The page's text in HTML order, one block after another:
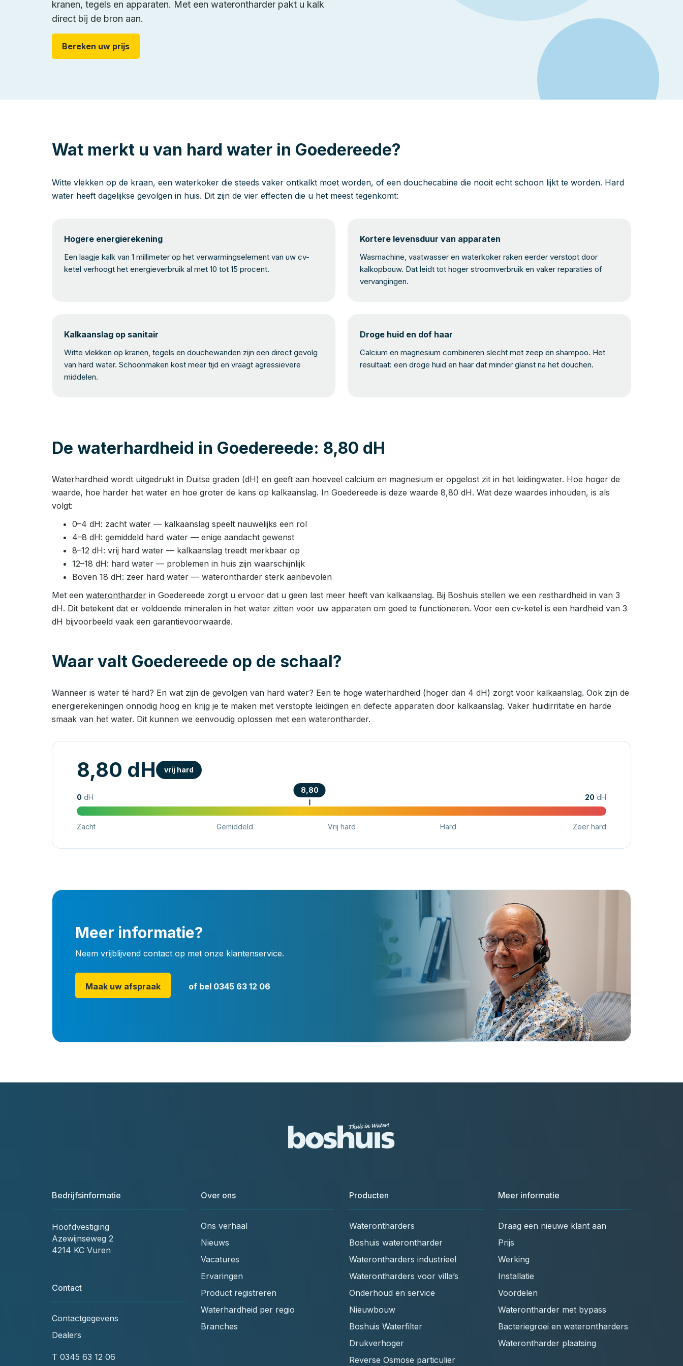
kranen, tegels en apparaten. Met een waterontharder pakt u kalk
direct bij de bron aan.
Bereken uw prijs
Wat merkt u van hard water in Goedereede?
Witte vlekken op de kraan, een waterkoker die steeds vaker ontkalkt moet worden, of een douchecabine die nooit echt schoon lijkt te worden. Hard
water heeft dagelijkse gevolgen in huis. Dit zijn de vier effecten die u het meest tegenkomt:
Hogere energierekening
Een laagje kalk van 1 millimeter op het verwarmingselement van uw cv-
ketel verhoogt het energieverbruik al met 10 tot 15 procent.
Kortere levensduur van apparaten
Wasmachine, vaatwasser en waterkoker raken eerder verstopt door
kalkopbouw. Dat leidt tot hoger stroomverbruik en vaker reparaties of
vervangingen.
Kalkaanslag op sanitair
Witte vlekken op kranen, tegels en douchewanden zijn een direct gevolg
van hard water. Schoonmaken kost meer tijd en vraagt agressievere
middelen.
Droge huid en dof haar
Calcium en magnesium combineren slecht met zeep en shampoo. Het
resultaat: een droge huid en haar dat minder glanst na het douchen.
De waterhardheid in Goedereede: 8,80 dH
Waterhardheid wordt uitgedrukt in Duitse graden (dH) en geeft aan hoeveel calcium en magnesium er opgelost zit in het leidingwater. Hoe hoger de
waarde, hoe harder het water en hoe groter de kans op kalkaanslag. In Goedereede is deze waarde 8,80 dH. Wat deze waardes inhouden, is als
volgt:
0–4 dH: zacht water — kalkaanslag speelt nauwelijks een rol
4–8 dH: gemiddeld hard water — enige aandacht gewenst
8–12 dH: vrij hard water — kalkaanslag treedt merkbaar op
12–18 dH: hard water — problemen in huis zijn waarschijnlijk
Boven 18 dH: zeer hard water — waterontharder sterk aanbevolen
Met een waterontharder in Goedereede zorgt u ervoor dat u geen last meer heeft van kalkaanslag. Bij Boshuis stellen we een resthardheid in van 3
dH. Dit betekent dat er voldoende mineralen in het water zitten voor uw apparaten om goed te functioneren. Voor een cv-ketel is een hardheid van 3
dH bijvoorbeeld vaak een garantievoorwaarde.
Waar valt Goedereede op de schaal?
Wanneer is water té hard? En wat zijn de gevolgen van hard water? Een te hoge waterhardheid (hoger dan 4 dH) zorgt voor kalkaanslag. Ook zijn de
energierekeningen onnodig hoog en krijg je te maken met verstopte leidingen en defecte apparaten door kalkaanslag. Vaker huidirritatie en harde
smaak van het water. Dit kunnen we eenvoudig oplossen met een waterontharder.
8,80 dH vrij hard
0 dH 20 dH
8,80
Zacht Gemiddeld Vrij hard Hard Zeer hard
Meer informatie?
Neem vrijblijvend contact op met onze klantenservice.
Maak uw afspraak of bel 0345 63 12 06
Bedrijfsinformatie
Hoofdvestiging
Azewijnseweg 2
4214 KC Vuren
Contact
Contactgegevens
Dealers
T 0345 63 12 06
Over ons
Ons verhaal
Nieuws
Vacatures
Ervaringen
Product registreren
Waterhardheid per regio
Branches
Producten
Waterontharders
Boshuis waterontharder
Waterontharders industrieel
Waterontharders voor villa’s
Onderhoud en service
Nieuwbouw
Boshuis Waterfilter
Drukverhoger
Reverse Osmose particulier
Meer informatie
Draag een nieuwe klant aan
Prijs
Werking
Installatie
Voordelen
Waterontharder met bypass
Bacteriegroei en waterontharders
Waterontharder plaatsing